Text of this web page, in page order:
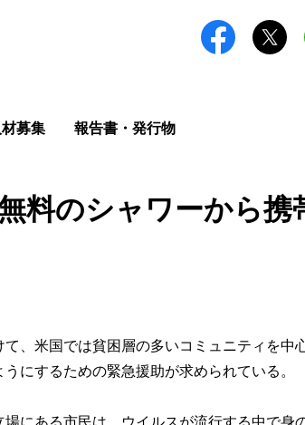
募集 報告書・発行物
料のシャワーから携
、米国では貧困層の多いコミュニティを中
にするための緊急援助が求められている。
にある市民は、ウイルスが流行する中で身